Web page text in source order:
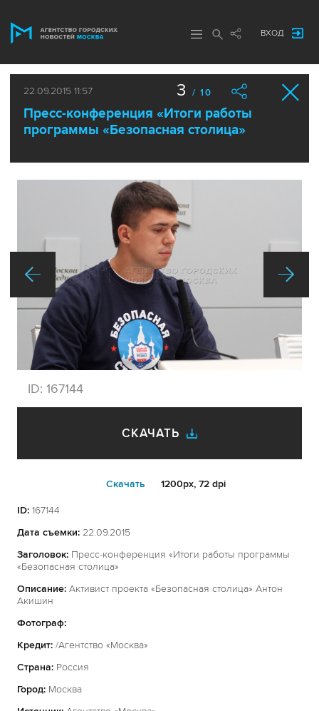
ВХОД
22.09.2015 11:57
Пресс-конференция «Итоги работы
программы «Безопасная столица»
3 / 10
ID: 167144
СКАЧАТЬ
Cкачать 1200px, 72 dpi
ID: 167144
Дата съемки: 22.09.2015
Заголовок: Пресс-конференция «Итоги работы программы
«Безопасная столица»
Описание: Активист проекта «Безопасная столица» Антон
Акишин
Фотограф:
Кредит: /Агентство «Москва»
Страна: Россия
Город: Москва